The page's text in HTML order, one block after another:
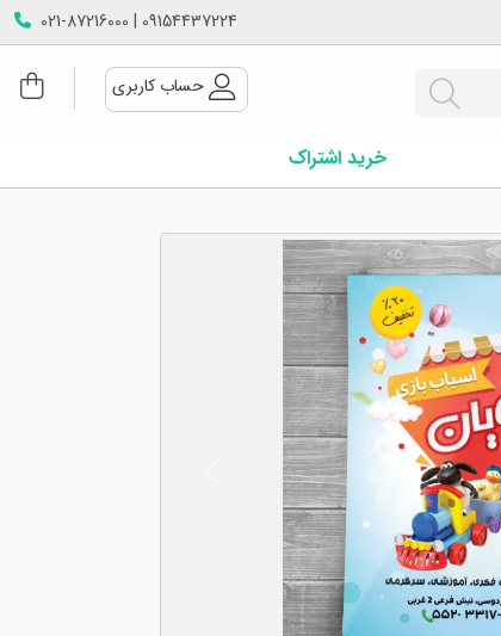
09154437224 | 021-87216000
حساب کاربری
خرید اشتراک